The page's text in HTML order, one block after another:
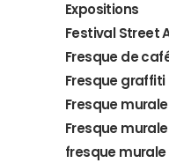
Expositions
Festival Street
Fresque de
Fresque graffiti
Fresque
Fresque
fresque